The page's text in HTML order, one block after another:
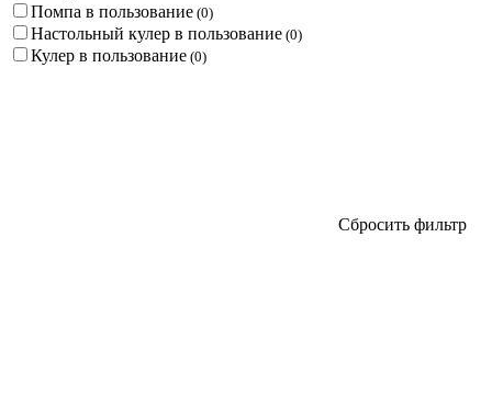
Помпа в пользование (0)
Настольный кулер в пользование (0)
Кулер в пользование (0)
Сбросить фильтр